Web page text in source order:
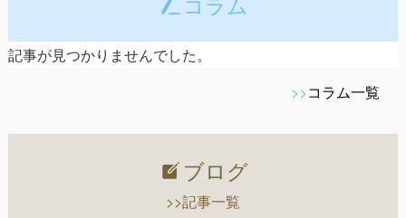
記事が見つかりませんでした。
>>コラム一覧
ブログ
>>記事一覧